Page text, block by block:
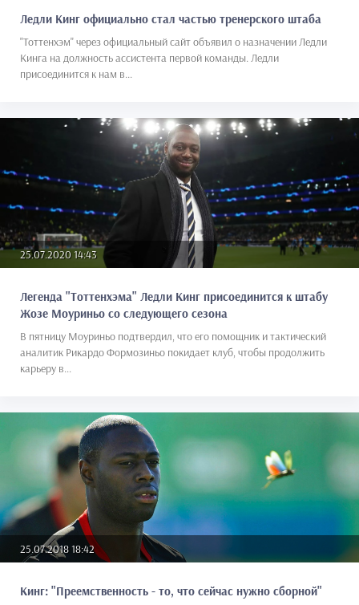
Ледли Кинг официально стал частью тренерского штаба
"Тоттенхэм" через официальный сайт объявил о назначении Ледли
Кинга на должность ассистента первой команды. Ледли
присоединится к нам в...
25.07.2020 14:43
Легенда "Тоттенхэма" Ледли Кинг присоединится к штабу
Жозе Моуриньо со следующего сезона
В пятницу Моуриньо подтвердил, что его помощник и тактический
аналитик Рикардо Формозиньо покидает клуб, чтобы продолжить
карьеру в...
25.07.2018 18:42
Кинг: "Преемственность - то, что сейчас нужно сборной"